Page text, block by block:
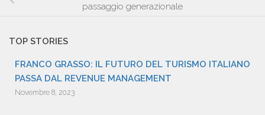
passaggio generazionale
TOP STORIES
FRANCO GRASSO: IL FUTURO DEL TURISMO ITALIANO
PASSA DAL REVENUE MANAGEMENT
Novembre 8, 2023